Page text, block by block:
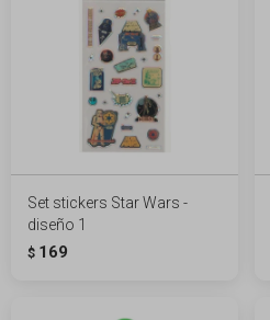
Set stickers Star Wars -
diseño 1
$ 169